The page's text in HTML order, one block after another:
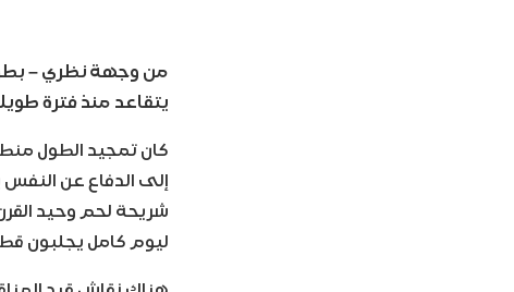
يتقاعد منذ فترة
كان تمجيد الطول
إلى الدفاع عن النفس
شريحة لحم وحيد
ليوم كامل يجلبون